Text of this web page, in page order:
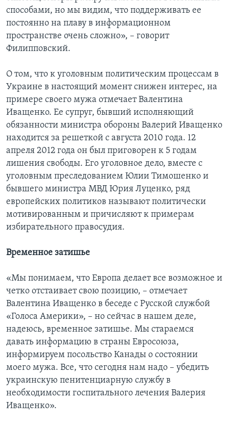
способами, но мы видим, что поддерживать ее
постоянно на плаву в информационном
пространстве очень сложно», – говорит
Филипповский.
О том, что к уголовным политическим процессам в
Украине в настоящий момент снижен интерес, на
примере своего мужа отмечает Валентина
Иващенко. Ее супруг, бывший исполняющий
обязанности министра обороны Валерий Иващенко
находится за решеткой с августа 2010 года. 12
апреля 2012 года он был приговорен к 5 годам
лишения свободы. Его уголовное дело, вместе с
уголовным преследованием Юлии Тимошенко и
бывшего министра МВД Юрия Луценко, ряд
европейских политиков называют политически
мотивированным и причисляют к примерам
избирательного правосудия.
Временное затишье
«Мы понимаем, что Европа делает все возможное и
четко отстаивает свою позицию, – отмечает
Валентина Иващенко в беседе с Русской службой
«Голоса Америки», – но сейчас в нашем деле,
надеюсь, временное затишье. Мы стараемся
давать информацию в страны Евросоюза,
информируем посольство Канады о состоянии
моего мужа. Все, что сегодня нам надо – убедить
украинскую пенитенциарную службу в
необходимости госпитального лечения Валерия
Иващенко».